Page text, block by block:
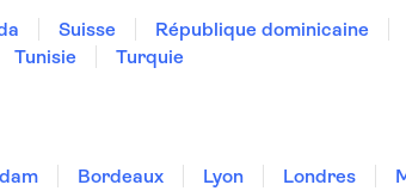
Suisse République dominicaine
Tunisie
Turquie
Bordeaux Lyon Londres